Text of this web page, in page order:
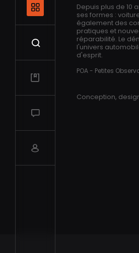
Navigation
Recherche
Mes vidéos
Depuis plus de 10
ses formes :
également des
pratiques et
réparabilité. Le
l'univers
d'esprit.
POA - Petites
Conception,